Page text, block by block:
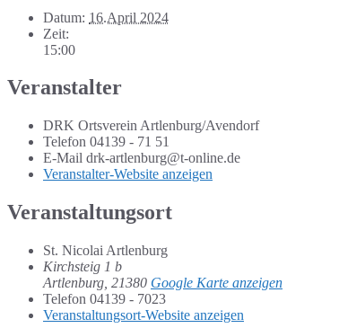
Datum: 16.April 2024
Zeit:
15:00
Veranstalter
DRK Ortsverein Artlenburg/Avendorf
Telefon 04139 - 71 51
E-Mail drk-artlenburg@t-online.de
Veranstalter-Website anzeigen
Veranstaltungsort
St. Nicolai Artlenburg
Kirchsteig 1 b
Artlenburg 21380 Google Karte anzeigen
Telefon 04139 - 7023
Veranstaltungsort-Website anzeigen